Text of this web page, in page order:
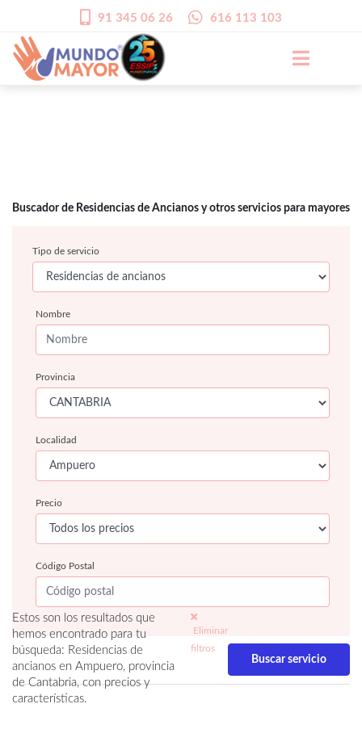
91 345 06 26 616 113 103
Buscador de Residencias de Ancianos y otros servicios para mayores
Tipo de servicio
Nombre
Provincia
Localidad
Precio
Código Postal
Estos son los resultados que
hemos encontrado para tu
búsqueda: Residencias de
ancianos en Ampuero, provincia
de Cantabria, con precios y
características.
Eliminar
filtros